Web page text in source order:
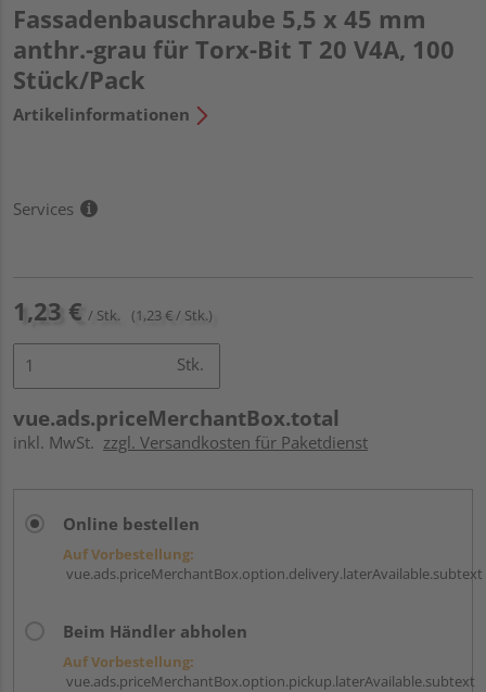
Fassadenbauschraube 5,5 x 45 mm
anthr.-grau für Torx-Bit T 20 V4A, 100
Stück/Pack
Artikelinformationen
Services
1,23 € / Stk. (1,23 € / Stk.)
Stk.
vue.ads.priceMerchantBox.total
inkl. MwSt. zzgl. Versandkosten für Paketdienst
Online bestellen
Auf Vorbestellung:
vue.ads.priceMerchantBox.option.delivery.laterAvailable.subtext
Beim Händler abholen
Auf Vorbestellung:
vue.ads.priceMerchantBox.option.pickup.laterAvailable.subtext